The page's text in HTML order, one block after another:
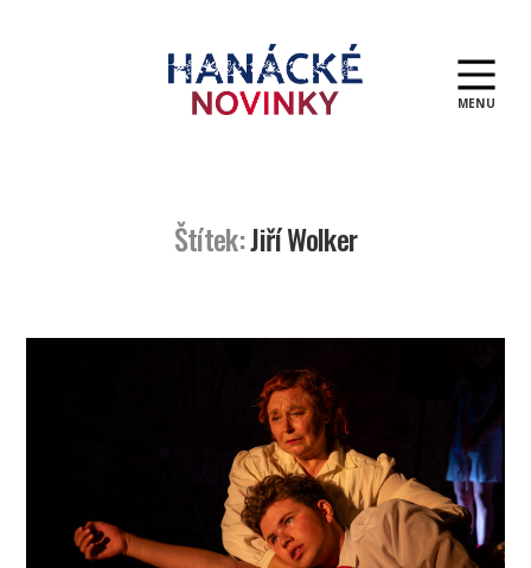
MENU
Štítek:Jiří Wolker